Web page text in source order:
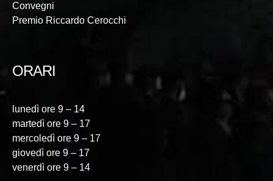
Convegni
Premio Riccardo Cerocchi
ORARI
lunedì ore 9 – 14
martedì ore 9 – 17
mercoledì ore 9 – 17
giovedì ore 9 – 17
venerdì ore 9 – 14